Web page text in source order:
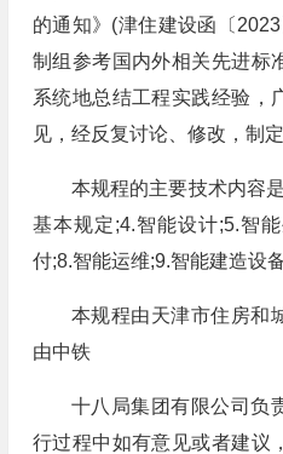
的通知》(津住建设函〔
制组参考国内外相关先进标
系统地总结工程实践经验，
见，经反复讨论、修改，制定
本规程的主要技术内容
基本规定;4.智能设计;5.智
付;8.智能运维;9.智能建造设备
本规程由天津市住房和
由中铁
十八局集团有限公司负
行过程中如有意见或者建议